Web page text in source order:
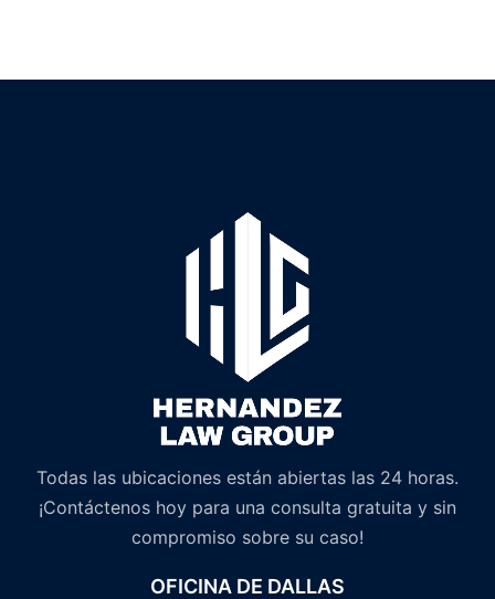
Todas las ubicaciones están abiertas las 24 horas.
¡Contáctenos hoy para una consulta gratuita y sin
compromiso sobre su caso!
OFICINA DE DALLAS